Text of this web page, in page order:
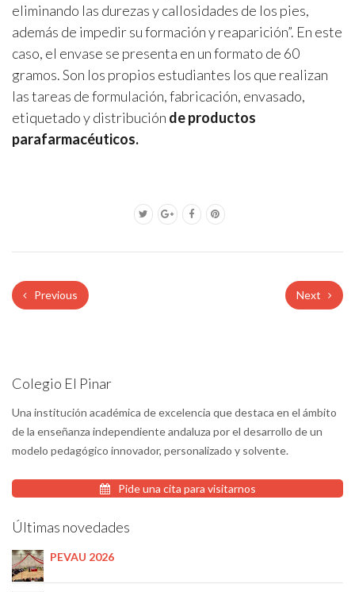
eliminando las durezas y callosidades de los pies,
además de impedir su formación y reaparición”. En este
caso, el envase se presenta en un formato de 60
gramos. Son los propios estudiantes los que realizan
las tareas de formulación, fabricación, envasado,
etiquetado y distribución de productos
parafarmacéuticos.
Previous Next
Colegio El Pinar
Una institución académica de excelencia que destaca en el ámbito
de la enseñanza independiente andaluza por el desarrollo de un
modelo pedagógico innovador, personalizado y solvente.
Pide una cita para visitarnos
Últimas novedades
PEVAU 2026